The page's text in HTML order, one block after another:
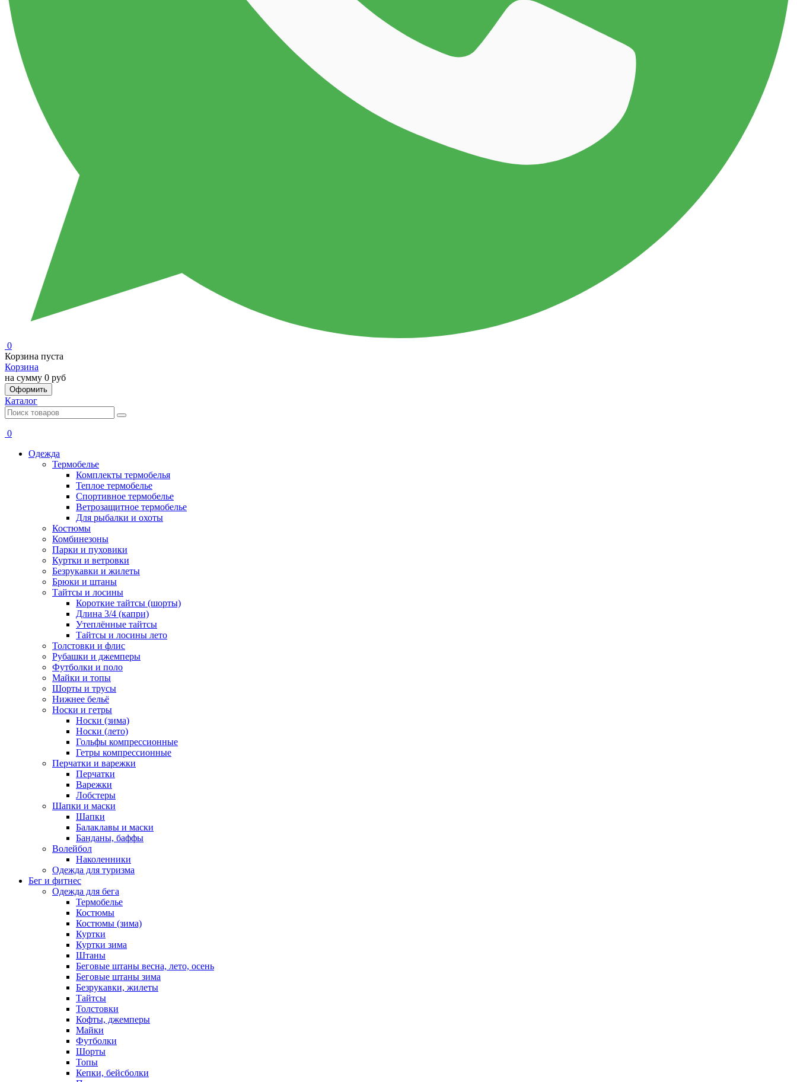
0
Корзина пуста
Корзина
на сумму 0 руб
Оформить
Каталог
0
Одежда
Термобелье
Комплекты термобелья
Теплое термобелье
Спортивное термобелье
Ветрозащитное термобелье
Для рыбалки и охоты
Костюмы
Комбинезоны
Парки и пуховики
Куртки и ветровки
Безрукавки и жилеты
Брюки и штаны
Тайтсы и лосины
Короткие тайтсы (шорты)
Длина 3/4 (капри)
Утеплённые тайтсы
Тайтсы и лосины лето
Толстовки и флис
Рубашки и джемперы
Футболки и поло
Майки и топы
Шорты и трусы
Нижнее бельё
Носки и гетры
Носки (зима)
Носки (лето)
Гольфы компрессионные
Гетры компрессионные
Перчатки и варежки
Перчатки
Варежки
Лобстеры
Шапки и маски
Шапки
Балаклавы и маски
Банданы, баффы
Волейбол
Наколенники
Одежда для туризма
Бег и фитнес
Одежда для бега
Термобелье
Костюмы
Костюмы (зима)
Куртки
Куртки зима
Штаны
Беговые штаны весна, лето, осень
Беговые штаны зима
Безрукавки, жилеты
Тайтсы
Толстовки
Кофты, джемперы
Майки
Футболки
Шорты
Топы
Кепки, бейсболки